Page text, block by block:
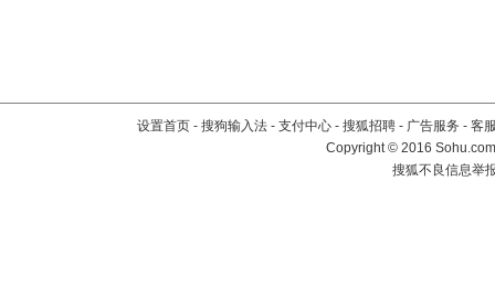
设置首页 - 搜狗输入法 - 支付中心 - 搜狐招聘 - 广告服务 - 客
Copyright©2016
搜狐不良信息举